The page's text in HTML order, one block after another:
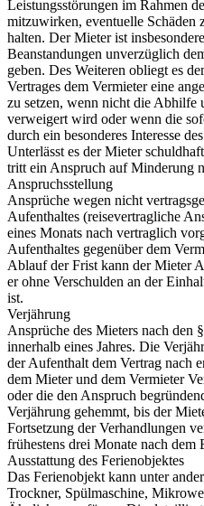
Leistungsstörungen im Rahmen
mitzuwirken, eventuelle Schäden
halten. Der Mieter ist
Beanstandungen unverzüglich
geben. Des Weiteren obliegt es
Vertrages dem Vermieter eine
zu setzen, wenn nicht die Abhilfe
verweigert wird oder wenn die
durch ein besonderes Interesse
Unterlässt es der Mieter
tritt ein Anspruch auf Minderung
Anspruchsstellung
Ansprüche wegen nicht
Aufenthaltes (reisevertragliche
eines Monats nach vertraglich
Aufenthaltes gegenüber dem
Ablauf der Frist kann der Mieter
er ohne Verschulden an der
ist.
Verjährung
Ansprüche des Mieters nach den
innerhalb eines Jahres. Die
der Aufenthalt dem Vertrag nach
dem Mieter und dem Vermieter
oder die den Anspruch
Verjährung gehemmt, bis der
Fortsetzung der Verhandlungen
frühestens drei Monate nach dem
Ausstattung des Ferienobjektes
Das Ferienobjekt kann unter
Trockner, Spülmaschine,